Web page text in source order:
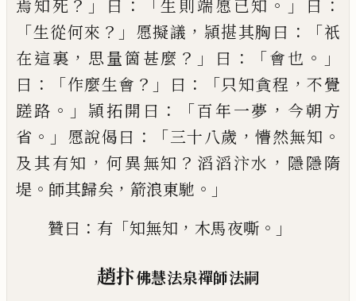
焉知死 ？」 曰 ：「生則端愿 已知 。」 曰 ：
「生從何來 ？」 愿擬議 ， 頴揕其胸曰 ：「祇
在這裏 ， 思量箇甚麼 ？」 曰 ：「會也 。」
曰 ：「作麼生會 ？」 曰 ：「只知貪程 ，不覺
蹉路 。」頴拓開曰 ：「百年一夢 ， 今朝方
省 。」 愿說偈曰 ：「三十八歲 ，懵然無知 。
及其有知 ， 何異無知 ？ 滔滔汴水 ， 隱隱隋
堤 。 師其歸矣 ， 箭浪東馳 。」
贊曰 ： 有 「知無知 ， 木馬夜嘶 。」
趙抃佛慧法泉禪師法嗣